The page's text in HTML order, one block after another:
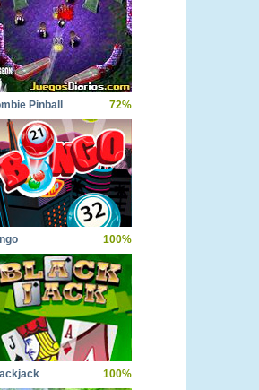
Pinball 72%
100%
100%